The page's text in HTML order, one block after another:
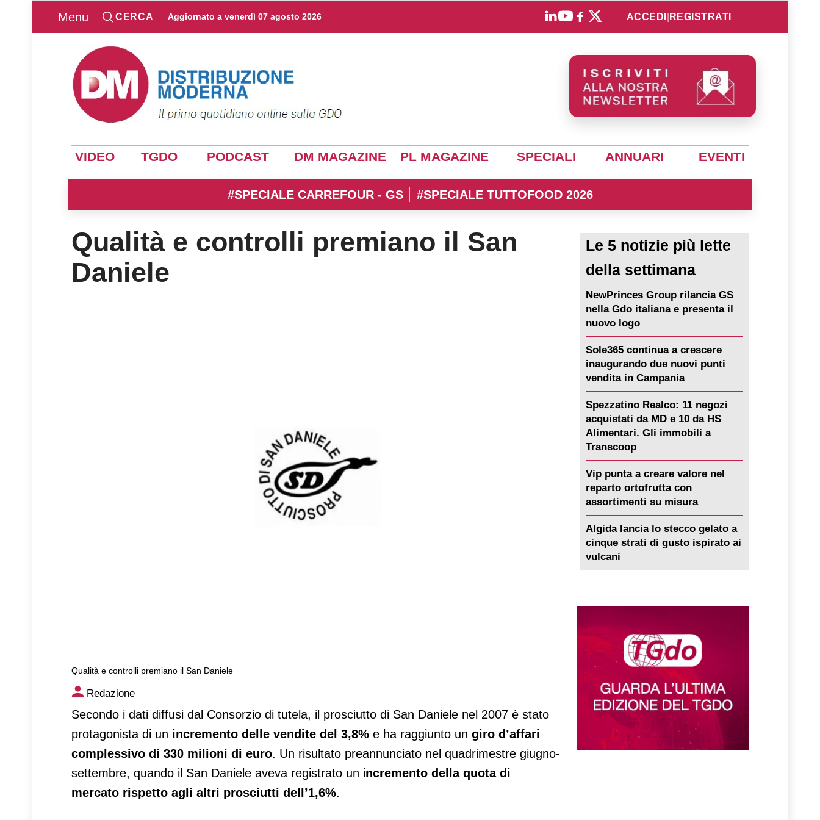
Menu CERCA Aggiornato a venerdì 07 agosto 2026 ACCEDI REGISTRATI
VIDEO TGDO PODCAST DM MAGAZINE PL MAGAZINE SPECIALI ANNUARI EVENTI
#SPECIALE CARREFOUR - GS #SPECIALE TUTTOFOOD 2026
Qualità e controlli premiano il San
Daniele
Qualità e controlli premiano il San Daniele
Qualità e controlli premiano il San Daniele
Redazione
Secondo i dati diffusi dal Consorzio di tutela, il prosciutto di San Daniele nel 2007 è stato
protagonista di un incremento delle vendite del 3,8% e ha raggiunto un giro d’affari
complessivo di 330 milioni di euro. Un risultato preannunciato nel quadrimestre giugno-
settembre, quando il San Daniele aveva registrato un incremento della quota di
mercato rispetto agli altri prosciutti dell’1,6%.
Le 5 notizie più lette
della settimana
NewPrinces Group rilancia GS
nella Gdo italiana e presenta il
nuovo logo
Sole365 continua a crescere
inaugurando due nuovi punti
vendita in Campania
Spezzatino Realco: 11 negozi
acquistati da MD e 10 da HS
Alimentari. Gli immobili a
Transcoop
Vip punta a creare valore nel
reparto ortofrutta con
assortimenti su misura
Algida lancia lo stecco gelato a
cinque strati di gusto ispirato ai
vulcani